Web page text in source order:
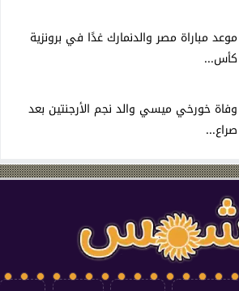
موعد مباراة مصر والدنمارك غدًا في برونزية
كأس...
وفاة خورخي ميسي والد نجم الأرجنتين بعد
صراع...